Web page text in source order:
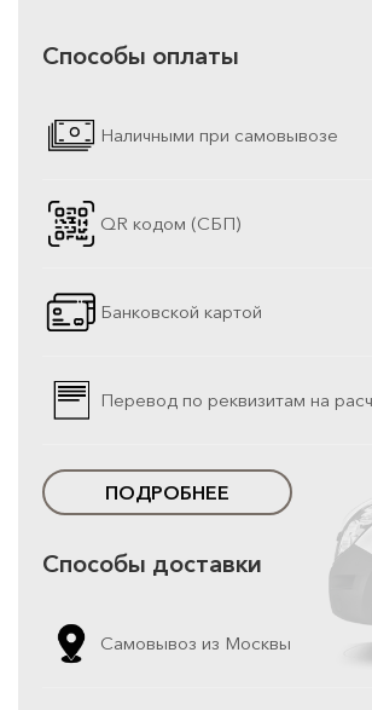
Способы оплаты
Наличными при самовывозе
QR кодом (СБП)
Банковской картой
Перевод по реквизитам на
ПОДРОБНЕЕ
Способы доставки
Самовывоз из Москвы